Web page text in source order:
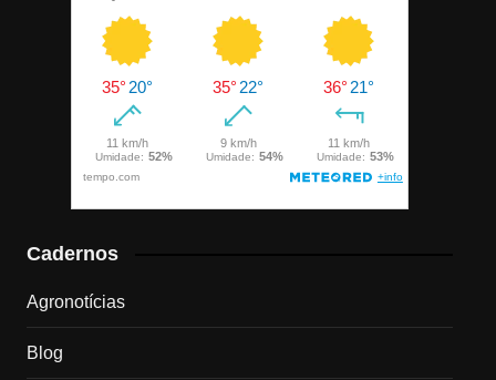
Cadernos
Agronotícias
Blog